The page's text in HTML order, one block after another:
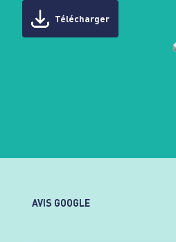
Télécharger
AVIS GOOGLE